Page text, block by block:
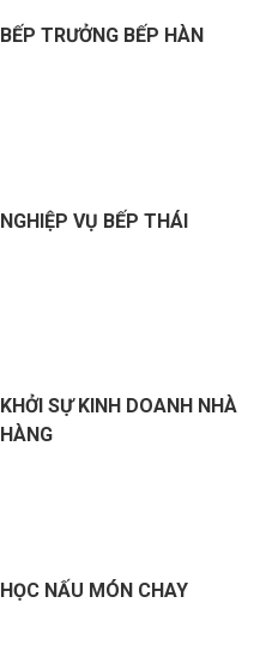
BẾP TRƯỞNG BẾP HÀN
NGHIỆP VỤ BẾP THÁI
KHỞI SỰ KINH DOANH NHÀ
HÀNG
HỌC NẤU MÓN CHAY